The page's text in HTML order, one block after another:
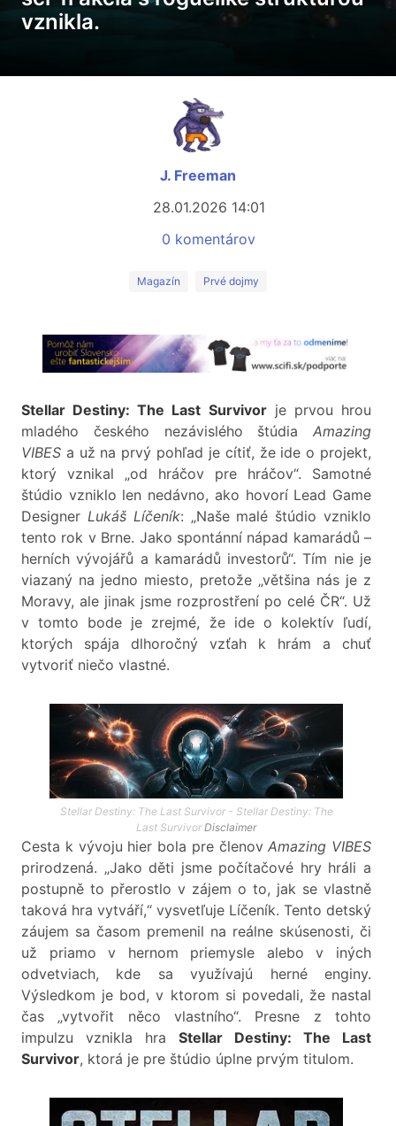
vznikla.
J. Freeman
28.01.2026 14:01
0 komentárov
Magazín Prvé dojmy
Stellar Destiny: The Last Survivorje prvou hrou
mladého českého nezávislého štúdia Amazing
VIBES a už na prvý pohľad je cítiť, že ide o projekt,
ktorý vznikal „od hráčov pre hráčov“. Samotné
štúdio vzniklo len nedávno, ako hovorí Lead Game
Designer Lukáš Líčeník: „Naše malé štúdio vzniklo
tento rok v Brne. Jako spontánní nápad kamarádů –
herních vývojářů a kamarádů investorů“. Tím nie je
viazaný na jedno miesto, pretože „většina nás je z
Moravy, ale jinak jsme rozprostření po celé ČR“. Už
v tomto bode je zrejmé, že ide o kolektív ľudí,
ktorých spája dlhoročný vzťah k hrám a chuť
vytvoriť niečo vlastné.
Stellar Destiny: The Last Survivor - Stellar Destiny: The
Last SurvivorDisclaimer
Cesta k vývoju hier bola pre členovAmazing VIBES
prirodzená. „Jako děti jsme počítačové hry hráli a
postupně to přerostlo v zájem o to, jak se vlastně
taková hra vytváří,“ vysvetľuje Líčeník. Tento detský
záujem sa časom premenil na reálne skúsenosti, či
už priamo v hernom priemysle alebo v iných
odvetviach, kde sa využívajú herné enginy.
Výsledkom je bod, v ktorom si povedali, že nastal
čas „vytvořit něco vlastního“. Presne z tohto
impulzu vznikla hra Stellar Destiny: The Last
Survivor, ktorá je pre štúdio úplne prvým titulom.